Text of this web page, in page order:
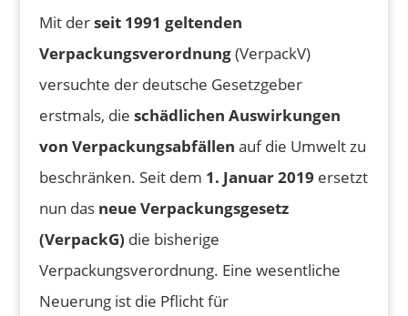
Mit derseit 1991 geltenden
Verpackungsverordnung(VerpackV)
versuchte der deutsche Gesetzgeber
erstmals, die schädlichen Auswirkungen
von Verpackungsabfällen auf die Umwelt zu
beschränken. Seit dem 1. Januar 2019 ersetzt
nun das neue Verpackungsgesetz
(VerpackG) die bisherige
Verpackungsverordnung. Eine wesentliche
Neuerung ist die Pflicht für